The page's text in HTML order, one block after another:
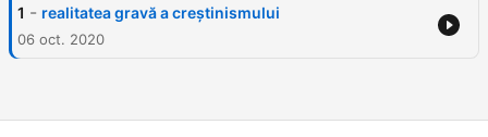
1 - realitatea gravă a creștinismului
06 oct. 2020